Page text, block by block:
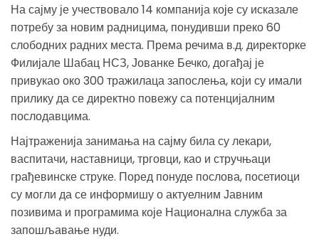
На сајму је учествовало 14 компанија које су исказале
потребу за новим радницима, понудивши преко 60
слободних радних места. Према речима в.д. директорке
Филијале Шабац НСЗ, Јованке Бечко, догађај је
привукао око 300 тражилаца запослења, који су имали
прилику да се директно повежу са потенцијалним
послодавцима.
Најтраженија занимања на сајму била су лекари,
васпитачи, наставници, трговци, као и стручњаци
грађевинске струке. Поред понуде послова, посетиоци
су могли да се информишу о актуелним Јавним
позивима и програмима које Национална служба за
запошљавање нуди.